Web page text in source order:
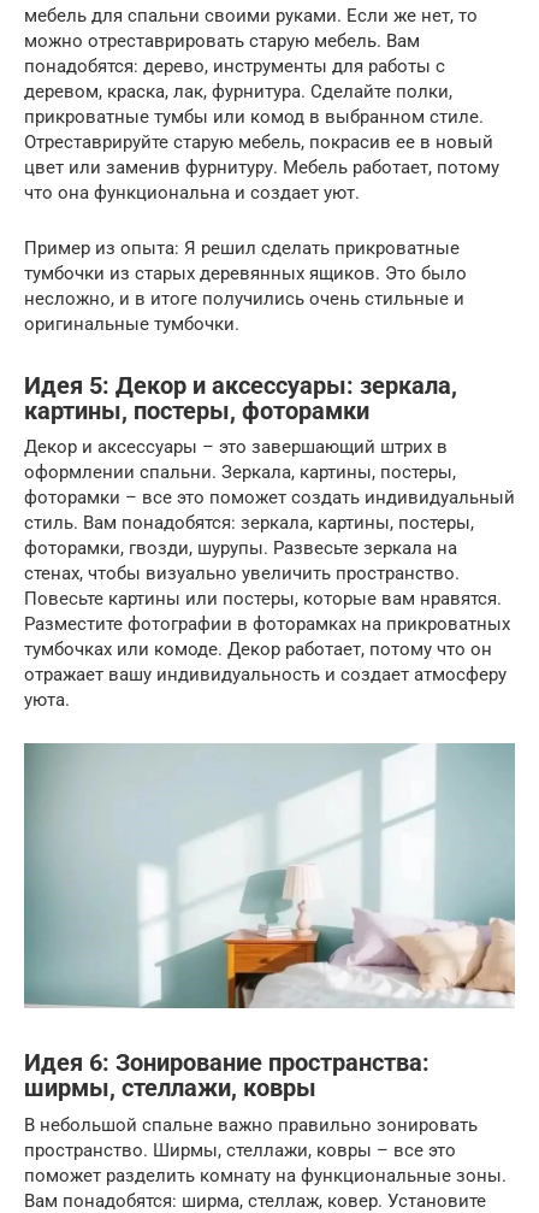
мебель для спальни своими руками. Если же нет, то
можно отреставрировать старую мебель. Вам
понадобятся: дерево, инструменты для работы с
деревом, краска, лак, фурнитура. Сделайте полки,
прикроватные тумбы или комод в выбранном стиле.
Отреставрируйте старую мебель, покрасив ее в новый
цвет или заменив фурнитуру. Мебель работает, потому
что она функциональна и создает уют.
Пример из опыта: Я решил сделать прикроватные
тумбочки из старых деревянных ящиков. Это было
несложно, и в итоге получились очень стильные и
оригинальные тумбочки.
Идея 5: Декор и аксессуары: зеркала,
картины, постеры, фоторамки
Декор и аксессуары – это завершающий штрих в
оформлении спальни. Зеркала, картины, постеры,
фоторамки – все это поможет создать индивидуальный
стиль. Вам понадобятся: зеркала, картины, постеры,
фоторамки, гвозди, шурупы. Развесьте зеркала на
стенах, чтобы визуально увеличить пространство.
Повесьте картины или постеры, которые вам нравятся.
Разместите фотографии в фоторамках на прикроватных
тумбочках или комоде. Декор работает, потому что он
отражает вашу индивидуальность и создает атмосферу
уюта.
Идея 6: Зонирование пространства:
ширмы, стеллажи, ковры
В небольшой спальне важно правильно зонировать
пространство. Ширмы, стеллажи, ковры – все это
поможет разделить комнату на функциональные зоны.
Вам понадобятся: ширма, стеллаж, ковер. Установите